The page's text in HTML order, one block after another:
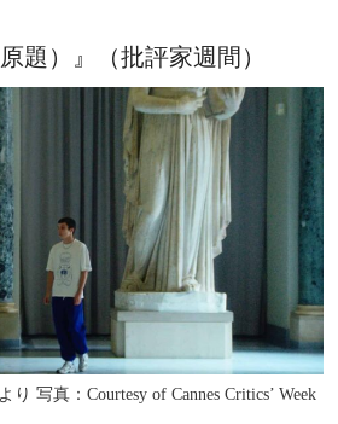
題）』（批評家週間）
り 写真：Courtesy of Cannes Critics’ Week